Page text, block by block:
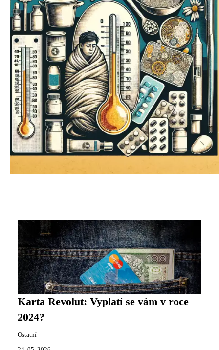
Karta Revolut: Vyplatí se vám v roce
2024?
Ostatní